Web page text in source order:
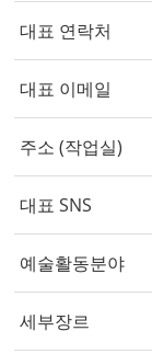
대표 연락처
대표 이메일
주소 (작업실)
대표 SNS
예술활동분야
세부장르